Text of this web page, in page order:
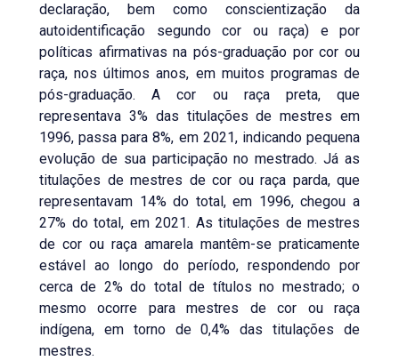
declaração, bem como conscientização da
autoidentificação segundo cor ou raça) e por
políticas afirmativas na pós-graduação por cor ou
raça, nos últimos anos, em muitos programas de
pós-graduação. A cor ou raça preta, que
representava 3% das titulações de mestres em
1996, passa para 8%, em 2021, indicando pequena
evolução de sua participação no mestrado. Já as
titulações de mestres de cor ou raça parda, que
representavam 14% do total, em 1996, chegou a
27% do total, em 2021. As titulações de mestres
de cor ou raça amarela mantêm-se praticamente
estável ao longo do período, respondendo por
cerca de 2% do total de títulos no mestrado; o
mesmo ocorre para mestres de cor ou raça
indígena, em torno de 0,4% das titulações de
mestres.